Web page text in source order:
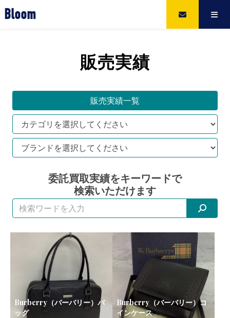
Bloom
販売実績
販売実績一覧
委託買取実績をキーワードで
検索いただけます
Burberry（バーバリー）バ
ッグ
Burberry（バーバリー）コ
インケース